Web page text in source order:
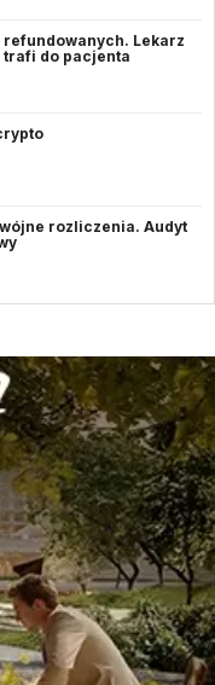
refundowanych. Lekarz
trafi do pacjenta
rozliczenia. Audyt